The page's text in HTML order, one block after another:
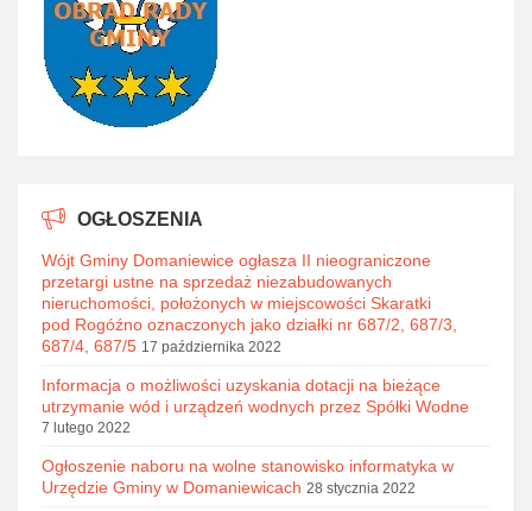
OGŁOSZENIA
Wójt Gminy Domaniewice ogłasza II nieograniczone
przetargi ustne na sprzedaż niezabudowanych
nieruchomości, położonych w miejscowości Skaratki
pod Rogóźno oznaczonych jako działki nr 687/2, 687/3,
687/4, 687/5 17 października 2022
Informacja o możliwości uzyskania dotacji na bieżące
utrzymanie wód i urządzeń wodnych przez Spółki Wodne
7 lutego 2022
Ogłoszenie naboru na wolne stanowisko informatyka w
Urzędzie Gminy w Domaniewicach 28 stycznia 2022